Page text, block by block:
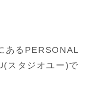
あるPERSONAL
スタジオユー)で